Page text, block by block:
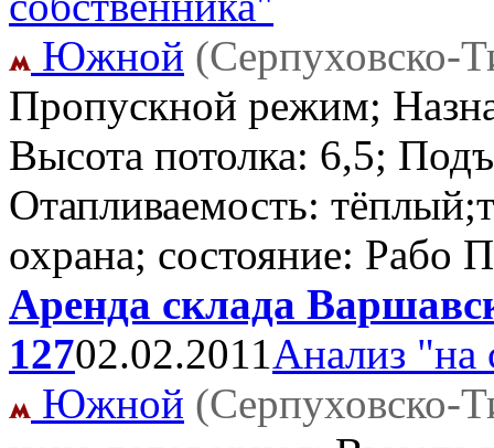
Южной (Серпуховско-
Пропускной режим;
Высота потолка: 6,5;
Отапливаемость:
охрана; состояние: Рабо
Аренда склада
12702.02.2011Анализ "на
Южной (Серпуховско-